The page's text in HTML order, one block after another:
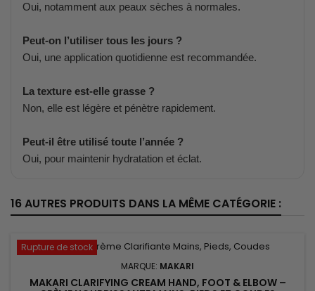
Oui, notamment aux peaux sèches à normales.
Peut-on l’utiliser tous les jours ?
Oui, une application quotidienne est recommandée.
La texture est-elle grasse ?
Non, elle est légère et pénètre rapidement.
Peut-il être utilisé toute l’année ?
Oui, pour maintenir hydratation et éclat.
16 AUTRES PRODUITS DANS LA MÊME CATÉGORIE :
Rupture de stock
MARQUE: MAKARI
MAKARI CLARIFYING CREAM HAND, FOOT & ELBOW –